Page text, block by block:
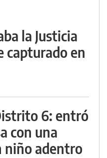
la Justicia
capturado en
6: entró
con una
niño adentro